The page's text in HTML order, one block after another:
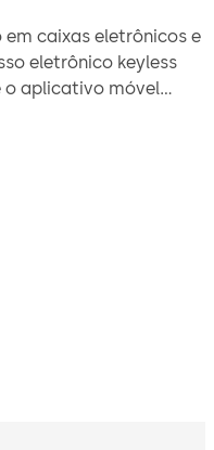
caixas eletrônicos e
eletrônico keyless
o aplicativo móvel